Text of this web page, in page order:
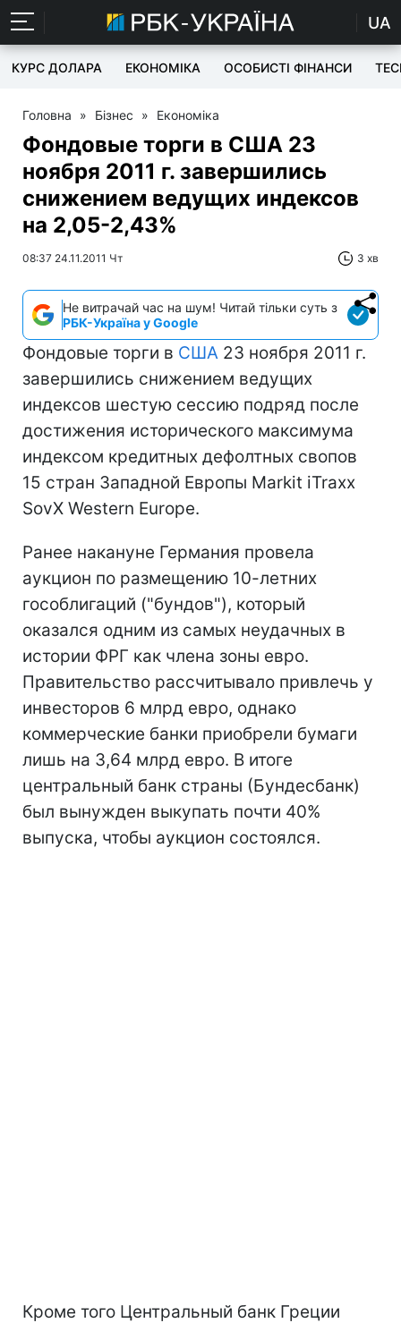
UA
КУРС ДОЛАРА ЕКОНОМІКА ОСОБИСТІ ФІНАНСИ
Головна » Бізнес » Економіка
Фондовые торги в США 23
ноября 2011 г. завершились
снижением ведущих индексов
на 2,05-2,43%
08:37 24.11.2011 Чт 3 хв
Не витрачай час на шум! Читай тільки суть з
РБК-Україна у Google
Фондовые торги в США 23 ноября 2011 г.
завершились снижением ведущих
индексов шестую сессию подряд после
достижения исторического максимума
индексом кредитных дефолтных свопов
15 стран Западной Европы Markit iTraxx
SovX Western Europe.
Ранее накануне Германия провела
аукцион по размещению 10-летних
гособлигаций ("бундов"), который
оказался одним из самых неудачных в
истории ФРГ как члена зоны евро.
Правительство рассчитывало привлечь у
инвесторов 6 млрд евро, однако
коммерческие банки приобрели бумаги
лишь на 3,64 млрд евро. В итоге
центральный банк страны (Бундесбанк)
был вынужден выкупать почти 40%
выпуска, чтобы аукцион состоялся.
Кроме того Центральный банк Греции